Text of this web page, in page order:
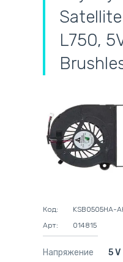
L750,
Код:
KSB0505HA-
Арт:
014815
Напряжение
5 V
самовывоз
адресная
наличный
мес.
мес.